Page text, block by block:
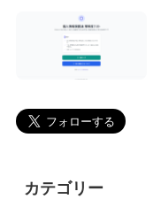
カテゴリー